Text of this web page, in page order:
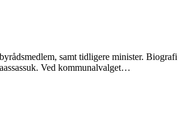
samt tidligere minister. Biografi
Ved kommunalvalget…